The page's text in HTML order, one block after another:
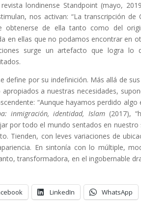
londinense Standpoint (mayo,
nos activan: “La transcripción de
obtenerse de ella tanto como del
en ellas que no podamos encontrar en
surge un artefacto que logra lo
define por su indefinición. Más allá de
a nuestras necesidades,
“Aunque hayamos perdido
inmigración, identidad, Islam (2017),
por todo el mundo sentados en
Tienden, con leves variaciones de
En sintonía con lo múltiple,
transformadora, en el ingobernable
LinkedIn WhatsApp